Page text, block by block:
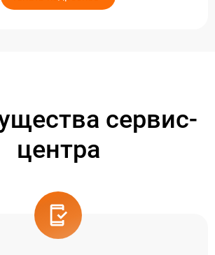
сервис-
центра